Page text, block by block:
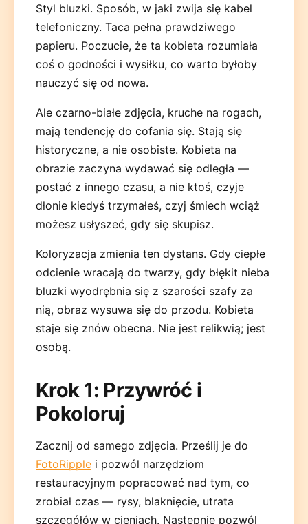
Styl bluzki. Sposób, w jaki zwija się kabel
telefoniczny. Taca pełna prawdziwego
papieru. Poczucie, że ta kobieta rozumiała
coś o godności i wysiłku, co warto byłoby
nauczyć się od nowa.
Ale czarno-białe zdjęcia, kruche na rogach,
mają tendencję do cofania się. Stają się
historyczne, a nie osobiste. Kobieta na
obrazie zaczyna wydawać się odległa —
postać z innego czasu, a nie ktoś, czyje
dłonie kiedyś trzymałeś, czyj śmiech wciąż
możesz usłyszeć, gdy się skupisz.
Koloryzacja zmienia ten dystans. Gdy ciepłe
odcienie wracają do twarzy, gdy błękit nieba
bluzki wyodrębnia się z szarości szafy za
nią, obraz wysuwa się do przodu. Kobieta
staje się znów obecna. Nie jest relikwią; jest
osobą.
Krok 1: Przywróć i
Pokoloruj
Zacznij od samego zdjęcia. Prześlij je do
FotoRipple i pozwól narzędziom
restauracyjnym popracować nad tym, co
zrobiał czas — rysy, blaknięcie, utrata
szczegółów w cieniach. Następnie pozwól